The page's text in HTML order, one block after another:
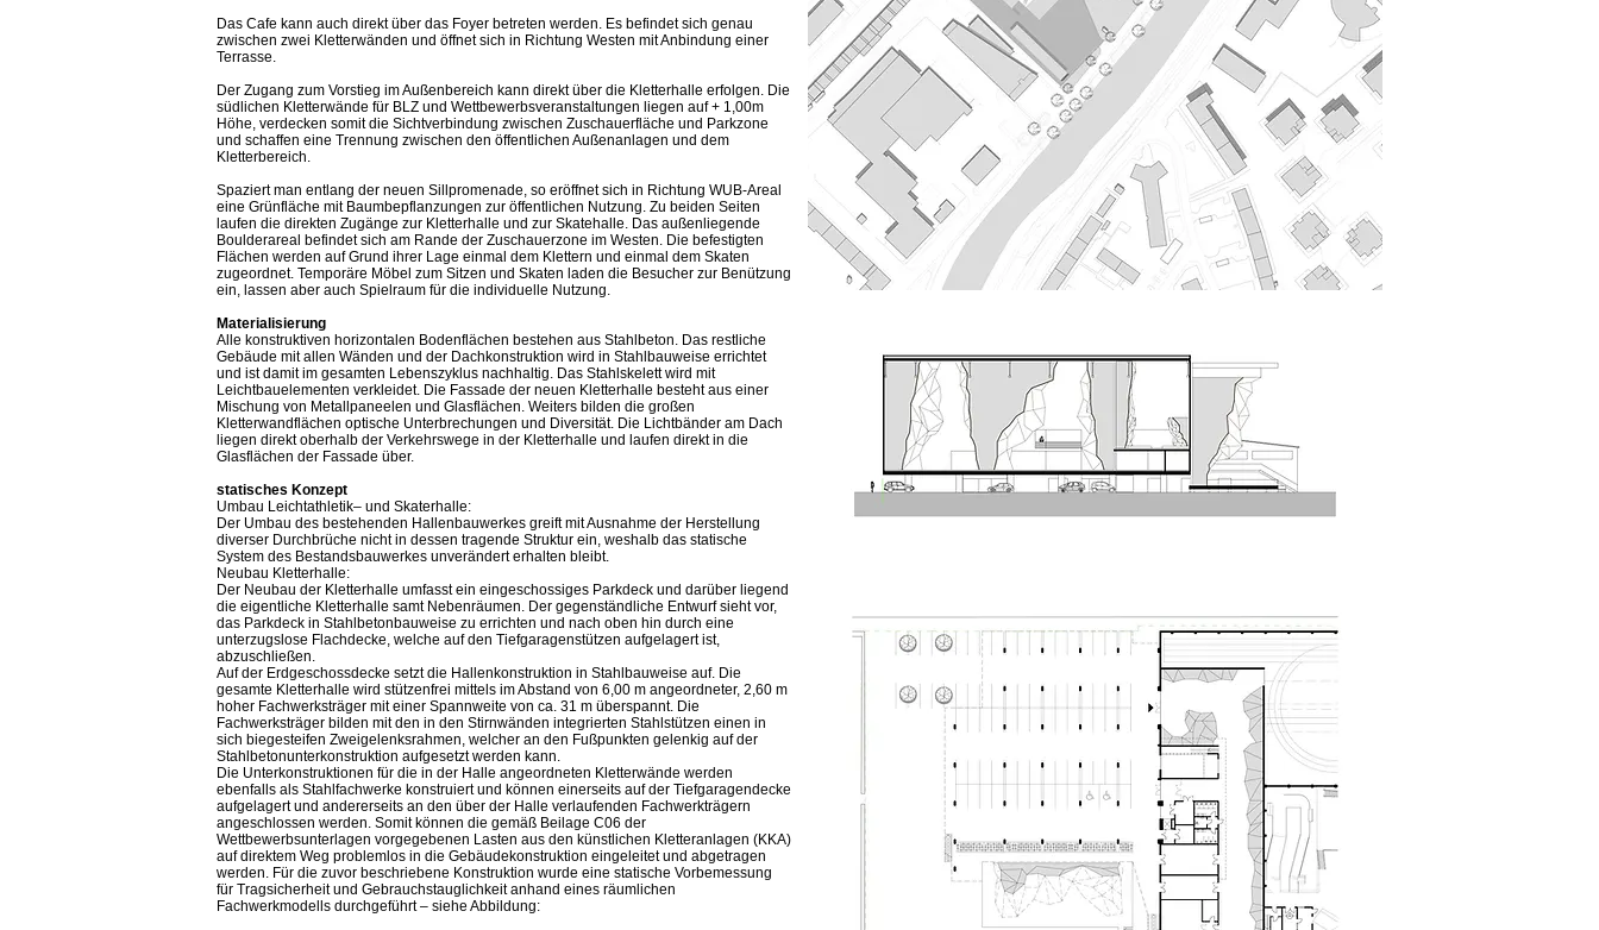
Das Cafe kann auch direkt über das Foyer betreten werden. Es befindet sich genau
zwischen zwei Kletterwänden und öffnet sich in Richtung Westen mit Anbindung einer
Terrasse.
Der Zugang zum Vorstieg im Außenbereich kann direkt über die Kletterhalle erfolgen. Die
südlichen Kletterwände für BLZ und Wettbewerbsveranstaltungen liegen auf + 1,00m
Höhe, verdecken somit die Sichtverbindung zwischen Zuschauerfläche und Parkzone
und schaffen eine Trennung zwischen den öffentlichen Außenanlagen und dem
Kletterbereich.
Spaziert man entlang der neuen Sillpromenade, so eröffnet sich in Richtung WUB-Areal
eine Grünfläche mit Baumbepflanzungen zur öffentlichen Nutzung. Zu beiden Seiten
laufen die direkten Zugänge zur Kletterhalle und zur Skatehalle. Das außenliegende
Boulderareal befindet sich am Rande der Zuschauerzone im Westen. Die befestigten
Flächen werden auf Grund ihrer Lage einmal dem Klettern und einmal dem Skaten
zugeordnet. Temporäre Möbel zum Sitzen und Skaten laden die Besucher zur Benützung
ein, lassen aber auch Spielraum für die individuelle Nutzung.
Materialisierung
Alle konstruktiven horizontalen Bodenflächen bestehen aus Stahlbeton. Das restliche
Gebäude mit allen Wänden und der Dachkonstruktion wird in Stahlbauweise errichtet
und ist damit im gesamten Lebenszyklus nachhaltig. Das Stahlskelett wird mit
Leichtbauelementen verkleidet. Die Fassade der neuen Kletterhalle besteht aus einer
Mischung von Metallpaneelen und Glasflächen. Weiters bilden die großen
Kletterwandflächen optische Unterbrechungen und Diversität. Die Lichtbänder am Dach
liegen direkt oberhalb der Verkehrswege in der Kletterhalle und laufen direkt in die
Glasflächen der Fassade über.
statisches Konzept
Umbau Leichtathletik– und Skaterhalle:
Der Umbau des bestehenden Hallenbauwerkes greift mit Ausnahme der Herstellung
diverser Durchbrüche nicht in dessen tragende Struktur ein, weshalb das statische
System des Bestandsbauwerkes unverändert erhalten bleibt.
Neubau Kletterhalle:
Der Neubau der Kletterhalle umfasst ein eingeschossiges Parkdeck und darüber liegend
die eigentliche Kletterhalle samt Nebenräumen. Der gegenständliche Entwurf sieht vor,
das Parkdeck in Stahlbetonbauweise zu errichten und nach oben hin durch eine
unterzugslose Flachdecke, welche auf den Tiefgaragenstützen aufgelagert ist,
abzuschließen.
Auf der Erdgeschossdecke setzt die Hallenkonstruktion in Stahlbauweise auf. Die
gesamte Kletterhalle wird stützenfrei mittels im Abstand von 6,00 m angeordneter, 2,60 m
hoher Fachwerksträger mit einer Spannweite von ca. 31 m überspannt. Die
Fachwerksträger bilden mit den in den Stirnwänden integrierten Stahlstützen einen in
sich biegesteifen Zweigelenksrahmen, welcher an den Fußpunkten gelenkig auf der
Stahlbetonunterkonstruktion aufgesetzt werden kann.
Die Unterkonstruktionen für die in der Halle angeordneten Kletterwände werden
ebenfalls als Stahlfachwerke konstruiert und können einerseits auf der Tiefgaragendecke
aufgelagert und andererseits an den über der Halle verlaufenden Fachwerkträgern
angeschlossen werden. Somit können die gemäß Beilage C06 der
Wettbewerbsunterlagen vorgegebenen Lasten aus den künstlichen Kletteranlagen (KKA)
auf direktem Weg problemlos in die Gebäudekonstruktion eingeleitet und abgetragen
werden. Für die zuvor beschriebene Konstruktion wurde eine statische Vorbemessung
für Tragsicherheit und Gebrauchstauglichkeit anhand eines räumlichen
Fachwerkmodells durchgeführt – siehe Abbildung: